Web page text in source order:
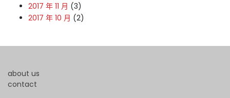
2017 年 11 月 (3)
2017 年 10 月 (2)
about us
contact